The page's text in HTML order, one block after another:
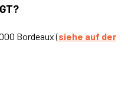
Bordeaux (siehe auf der